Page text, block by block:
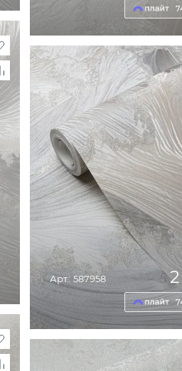
ДОБАВИТЬ В
Арт.: 587958
ДОБАВИТЬ В